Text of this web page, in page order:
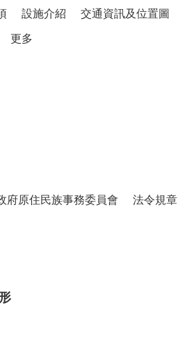
設施介紹 交通資訊及位置圖
更多
府原住民族事務委員會 法令規章